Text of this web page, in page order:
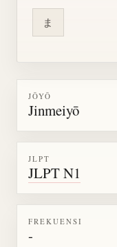
ま
JŌYŌ
Jinmeiyō
JLPT
JLPT N1
FREKUENSI
-